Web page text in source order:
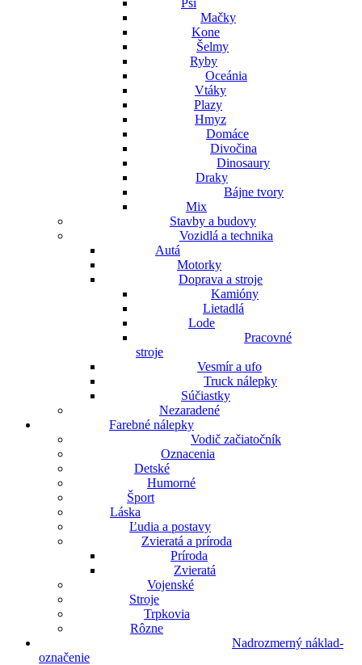
Psi
Mačky
Kone
Šelmy
Ryby
Oceánia
Vtáky
Plazy
Hmyz
Domáce
Divočina
Dinosaury
Draky
Bájne tvory
Mix
Stavby a budovy
Vozidlá a technika
Autá
Motorky
Doprava a stroje
Kamióny
Lietadlá
Lode
Pracovné
stroje
Vesmír a ufo
Truck nálepky
Súčiastky
Nezaradené
Farebné nálepky
Vodič začiatočník
Oznacenia
Detské
Humorné
Šport
Láska
Ľudia a postavy
Zvieratá a príroda
Príroda
Zvieratá
Vojenské
Stroje
Trpkovia
Rôzne
Nadrozmerný náklad-
označenie